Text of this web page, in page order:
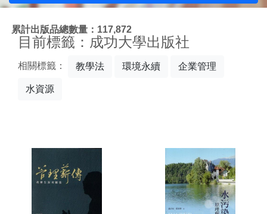
累計出版品總數量：117,872
目前標籤：成功大學出版社
相關標籤： 教學法 環境永續 企業管理
水資源